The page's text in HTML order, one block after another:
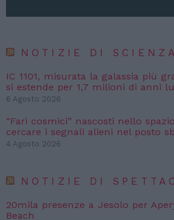
NOTIZIE DI SCIENZA
IC 1101, misurata la galassia più
si estende per 1,7 milioni di anni
6 Agosto 2026
“Fari cosmici” nascosti nello
cercare i segnali alieni nel posto
4 Agosto 2026
NOTIZIE DI
20mila presenze a Jesolo per
Beach